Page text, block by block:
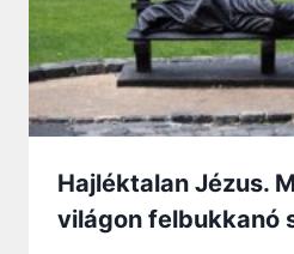
Hajléktalan Jézus.
világon felbukkanó